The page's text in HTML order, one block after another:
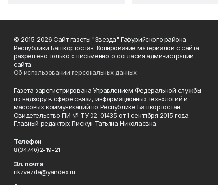
© 2015-2026 Сайт газеты "Звезда" Гафурийского района
Республики Башкортостан. Копирование материалов с сайта
разрешено только с письменного согласия администрации
сайта.
Об использовании персональных данных
Газета зарегистрирована Управлением Федеральной службы
по надзору в сфере связи, информационных технологий и
массовых коммуникаций по Республике Башкортостан.
Свидетельство ПИ № ТУ 02-01435 от 1 сентября 2015 года.
Главный редактор: Пискун Татьяна Николаевна.
Телефон
8(34740)2-19-21
Эл. почта
rikzvezda@yandex.ru